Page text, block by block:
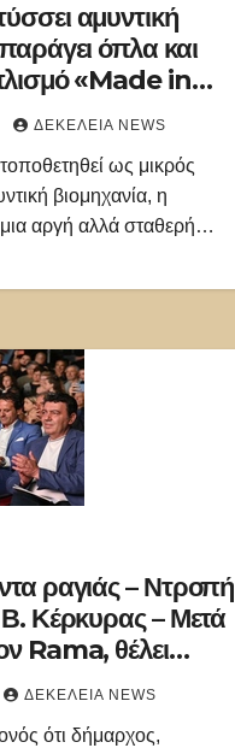
αμυντική
όπλα και
«Made in
ΔΕΚΈΛΕΙΑ NEWS
ως μικρός
βιομηχανία, η
μια αργή αλλά σταθερή…
ραγιάς – Ντροπή
Κέρκυρας – Μετά
Rama, θέλει
Ελλάδα
ΔΕΚΈΛΕΙΑ NEWS
ότι δήμαρχος,